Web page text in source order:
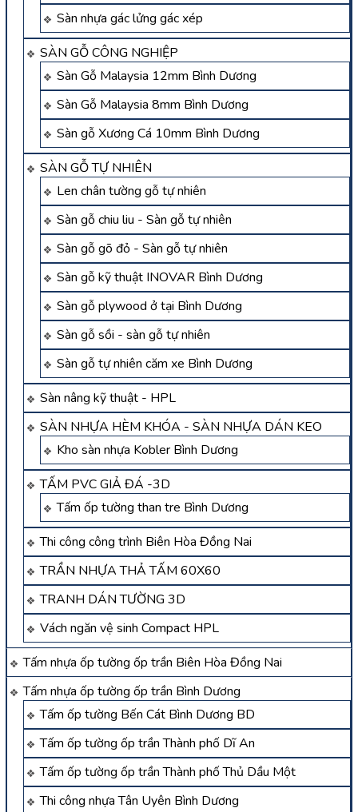
Sàn nhựa gác lửng gác xép
SÀN GỖ CÔNG NGHIỆP
Sàn Gỗ Malaysia 12mm Bình Dương
Sàn Gỗ Malaysia 8mm Bình Dương
Sàn gỗ Xương Cá 10mm Bình Dương
SÀN GỖ TỰ NHIÊN
Len chân tường gỗ tự nhiên
Sàn gỗ chiu liu - Sàn gỗ tự nhiên
Sàn gỗ gõ đỏ - Sàn gỗ tự nhiên
Sàn gỗ kỹ thuật INOVAR Bình Dương
Sàn gỗ plywood ở tại Bình Dương
Sàn gỗ sồi - sàn gỗ tự nhiên
Sàn gỗ tự nhiên căm xe Bình Dương
Sàn nâng kỹ thuật - HPL
SÀN NHỰA HÈM KHÓA - SÀN NHỰA DÁN KEO
Kho sàn nhựa Kobler Bình Dương
TẤM PVC GIẢ ĐÁ -3D
Tấm ốp tường than tre Bình Dương
Thi công công trình Biên Hòa Đồng Nai
TRẦN NHỰA THẢ TẤM 60X60
TRANH DÁN TƯỜNG 3D
Vách ngăn vệ sinh Compact HPL
Tấm nhựa ốp tường ốp trần Biên Hòa Đồng Nai
Tấm nhựa ốp tường ốp trần Bình Dương
Tấm ốp tường Bến Cát Bình Dương BD
Tấm ốp tường ốp trần Thành phố Dĩ An
Tấm ốp tường ốp trần Thành phố Thủ Dầu Một
Thi công nhựa Tân Uyên Bình Dương